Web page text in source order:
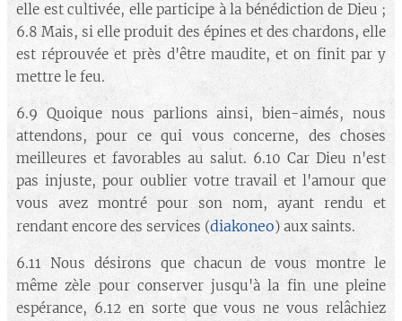
elle est cultivée, elle participe à la bénédiction de Dieu ;
6.8 Mais, si elle produit des épines et des chardons, elle
est réprouvée et près d'être maudite, et on finit par y
mettre le feu.
6.9 Quoique nous parlions ainsi, bien-aimés, nous
attendons, pour ce qui vous concerne, des choses
meilleures et favorables au salut. 6.10 Car Dieu n'est
pas injuste, pour oublier votre travail et l'amour que
vous avez montré pour son nom, ayant rendu et
rendant encore des services (diakoneo) aux saints.
6.11 Nous désirons que chacun de vous montre le
même zèle pour conserver jusqu'à la fin une pleine
espérance, 6.12 en sorte que vous ne vous relâchiez